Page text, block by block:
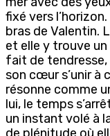
fixé vers
bras de Valentin.
et elle y trouve un
fait de
son cœur s’unir à
résonne comme
lui, le temps
un instant volé à